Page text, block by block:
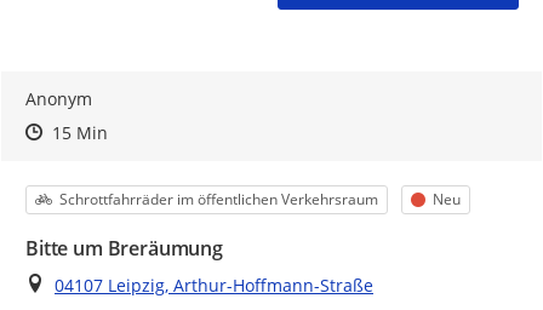
Anonym
Zeitpunkt des Erstellens
Zeitpunkt des Erstellens
15 MinZur Äußerung
Kategorie
Schrottfahrräder im öffentlichen Verkehrsraum Status
Neu
Bitte um Breräumung
Ort
04107 Leipzig, Arthur-Hoffmann-Straße